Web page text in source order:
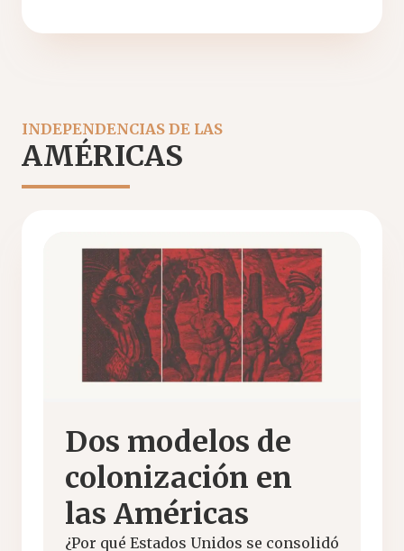
INDEPENDENCIAS DE LAS
AMÉRICAS
Dos modelos de
colonización en
las Américas
¿Por qué Estados Unidos se consolidó